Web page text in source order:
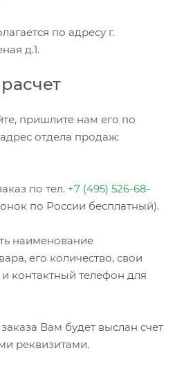
по адресу г.
д.1.
пришлите нам его по
отдела продаж:
по тел. +7 (495) 526-68-
по России бесплатный).
наименование
его количество, свои
контактный телефон для
Вам будет выслан счет
реквизитами.